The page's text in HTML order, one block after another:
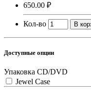
650.00 ₽
Кол-во В
Доступные опции
Упаковка CD/DVD
Jewel Case